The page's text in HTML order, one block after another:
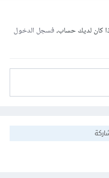
كان لديك حساب،فسجل الدخول